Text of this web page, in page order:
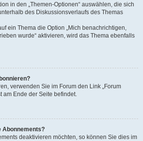
in den „Themen-Optionen“ auswählen, die sich
des Diskussionsverlaufs des Themas
ein Thema die Option „Mich benachrichtigen,
wurde“ aktivieren, wird das Thema ebenfalls
verwenden Sie im Forum den Link „Forum
am Ende der Seite befindet.
Abonnements?
deaktivieren möchten, so können Sie dies im